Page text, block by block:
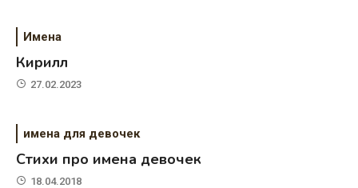
Имена
Кирилл
27.02.2023
имена для девочек
Стихи про имена девочек
18.04.2018